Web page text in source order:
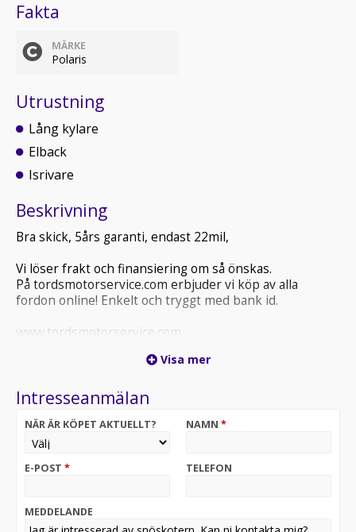
Fakta
MÄRKE
Polaris
Utrustning
Lång kylare
Elback
Isrivare
Beskrivning
Bra skick, 5års garanti, endast 22mil,
Vi löser frakt och finansiering om så önskas.
På tordsmotorservice.com erbjuder vi köp av alla
fordon online! Enkelt och tryggt med bank id.
www.tordsmotorservice.com
Visa mer
Intresseanmälan
NÄR ÄR KÖPET AKTUELLT? NAMN *
E-POST * TELEFON
MEDDELANDE